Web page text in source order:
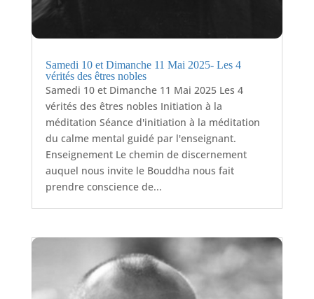
Samedi 10 et Dimanche 11 Mai 2025- Les 4
vérités des êtres nobles
Samedi 10 et Dimanche 11 Mai 2025 Les 4
vérités des êtres nobles Initiation à la
méditation Séance d'initiation à la méditation
du calme mental guidé par l'enseignant.
Enseignement Le chemin de discernement
auquel nous invite le Bouddha nous fait
prendre conscience de...